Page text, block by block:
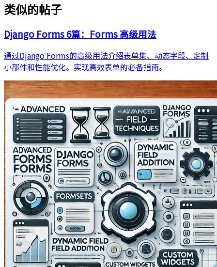
类似的帖子
Django Forms 6篇：Forms 高级用法
通过Django Forms的高级用法介绍表单集、动态字段、定制
小部件和性能优化。实现高效表单的必备指南。